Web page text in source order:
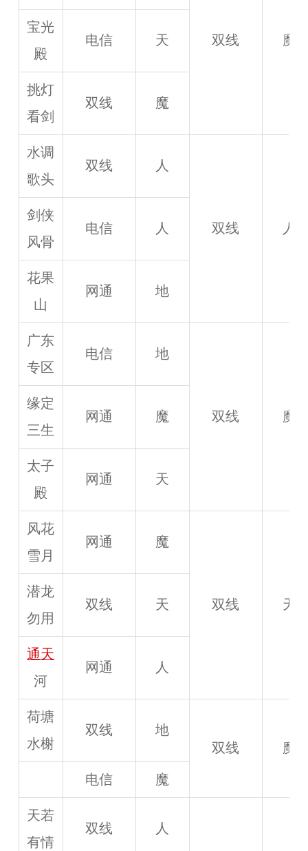
双线 魔
宝光
殿
电信 天
挑灯
看剑
双线 魔
水调
歌头
双线 人
双线 人
剑侠
风骨
电信 人
花果
山
网通 地
广东
专区
电信 地
双线 魔
缘定
三生
网通 魔
太子
殿
网通 天
风花
雪月
网通 魔
双线 天
潜龙
勿用
双线 天
通天
河
网通 人
荷塘
水榭
双线
地
双线
魔
电信 魔
天若
有情
双线 人